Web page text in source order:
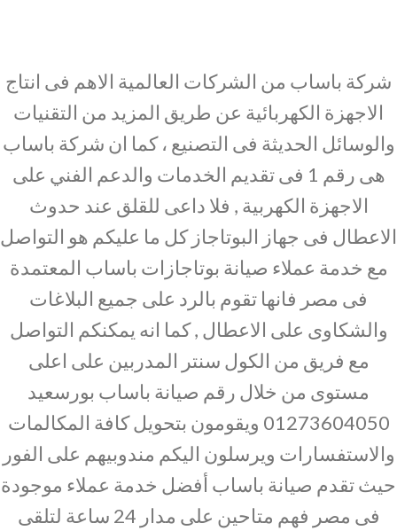
شركة باساب من الشركات العالمية الاهم فى انتاج
الاجهزة الكهربائية عن طريق المزيد من التقنيات
والوسائل الحديثة فى التصنيع ، كما ان شركة باساب
هى رقم 1 فى تقديم الخدمات والدعم الفني على
الاجهزة الكهربية , فلا داعى للقلق عند حدوث
الاعطال فى جهاز البوتاجاز كل ما عليكم هو التواصل
مع خدمة عملاء صيانة بوتاجازات باساب المعتمدة
فى مصر فانها تقوم بالرد على جميع البلاغات
والشكاوى على الاعطال , كما انه يمكنكم التواصل
مع فريق من الكول سنتر المدربين على اعلى
مستوى من خلال رقم صيانة باساب بورسعيد
01273604050 ويقومون بتحويل كافة المكالمات
والاستفسارات ويرسلون اليكم مندوبيهم على الفور
حيث تقدم صيانة باساب أفضل خدمة عملاء موجودة
فى مصر فهم متاحين على مدار 24 ساعة لتلقى